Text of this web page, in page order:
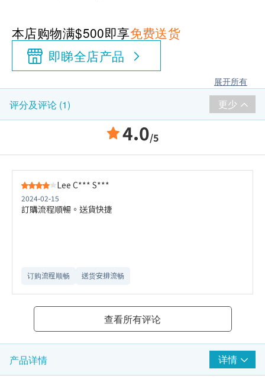
本店购物满$500即享免费送货
即睇全店产品
展开所有
评分及评论 (1) 更少
4.0/5
Lee C*** S***
2024-02-15
訂購流程順暢。送貨快捷
订购流程顺畅 送货安排流畅
查看所有评论
产品详情 详情